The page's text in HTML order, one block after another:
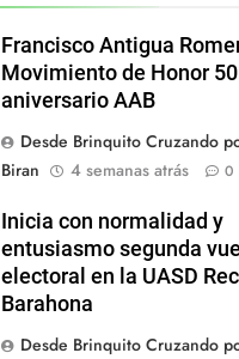
Francisco Antigua
Movimiento de Honor 50
aniversario AAB
Desde Brinquito Cruzando
Biran
4 semanas atrás 0
Inicia con normalidad y
entusiasmo segunda
electoral en la UASD
Barahona
Desde Brinquito Cruzando